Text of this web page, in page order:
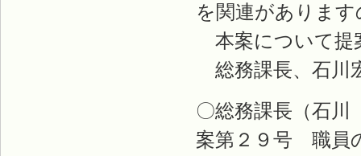
を関連がありま
本案について提
総務課長、石川
〇総務課長（石
案第２９号 職員